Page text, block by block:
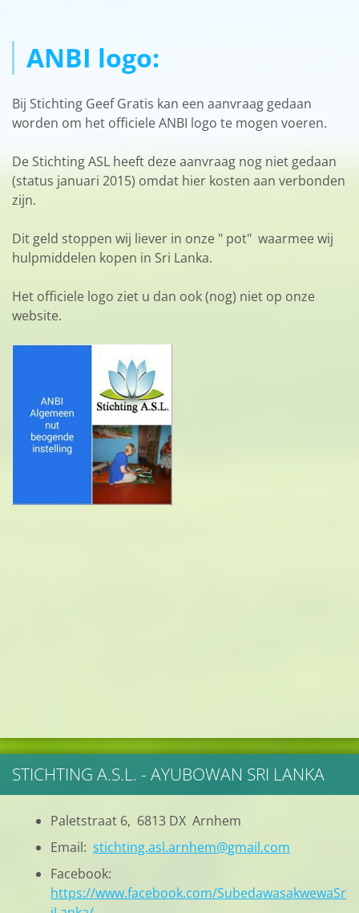
ANBI logo:
Bij Stichting Geef Gratis kan een aanvraag gedaan
worden om het officiele ANBI logo te mogen voeren.
De Stichting ASL heeft deze aanvraag nog niet gedaan
(status januari 2015) omdat hier kosten aan verbonden
zijn.
Dit geld stoppen wij liever in onze " pot" waarmee wij
hulpmiddelen kopen in Sri Lanka.
Het officiele logo ziet u dan ook (nog) niet op onze
website.
STICHTING A.S.L. - AYUBOWAN SRI LANKA
Paletstraat 6, 6813 DX Arnhem
Email: stichting.asl.arnhem@gmail.com
Facebook:
https://www.facebook.com/SubedawasakwewaSr